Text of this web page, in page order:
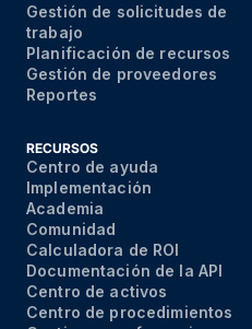
Gestión de solicitudes de
trabajo
Planificación de recursos
Gestión de proveedores
Reportes
RECURSOS
Centro de ayuda
Implementación
Academia
Comunidad
Calculadora de ROI
Documentación de la API
Centro de activos
Centro de procedimientos